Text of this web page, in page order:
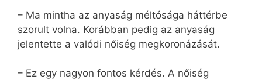
– Ma mintha az anyaság méltósága háttérbe
szorult volna. Korábban pedig az anyaság
jelentette a valódi nőiség megkoronázását.
– Ez egy nagyon fontos kérdés. A nőiség